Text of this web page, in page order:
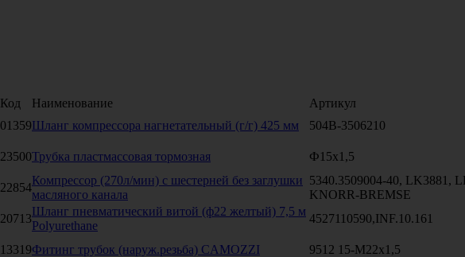
Код Наименование Артикул
01359Шланг компрессора нагнетательный (г/г) 425 мм 504В-3506210
23500Трубка пластмассовая тормозная Ф15х1,5
22854
Компрессор (270л/мин) с шестерней без заглушки
масляного канала
5340.3509004-40, LK3881,
KNORR-BREMSE
20713
Шланг пневматический витой (ф22 желтый) 7,5 м
Polyurethane
4527110590,INF.10.161
13319Фитинг трубок (наруж.резьба) CAMOZZI 9512 15-M22x1,5